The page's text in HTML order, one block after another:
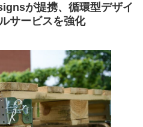
が提携、循環型デザイ
サービスを強化